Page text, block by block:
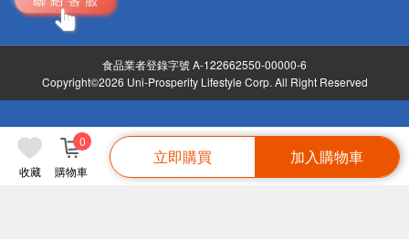
收藏 購物車
0
立即購買 加入購物車
食品業者登錄字號 A-122662550-00000-6
Copyright©2026 Uni-Prosperity Lifestyle Corp. All Right Reserved